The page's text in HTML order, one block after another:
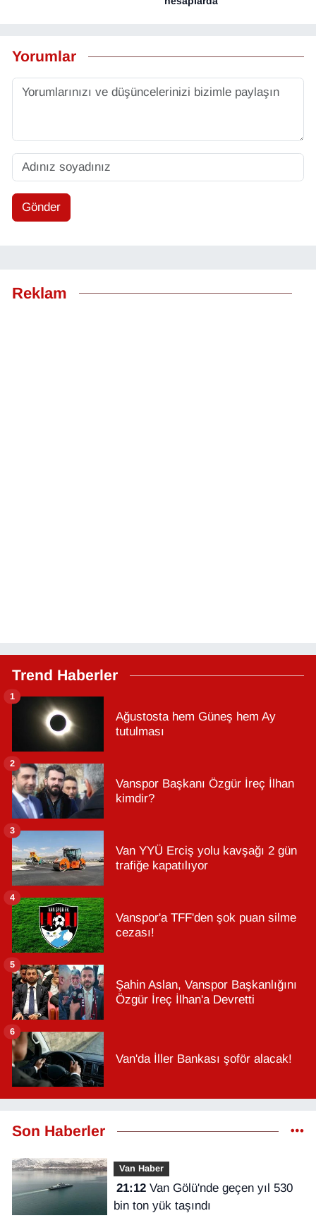
Yorumlar
Gönder
Reklam
Trend Haberler
Ağustosta hem Güneş hem Ay
tutulması
1
Vanspor Başkanı Özgür İreç İlhan
kimdir?
2
Van YYÜ Erciş yolu kavşağı 2 gün
trafiğe kapatılıyor
3
Vanspor'a TFF'den şok puan silme
cezası!
4
Şahin Aslan, Vanspor Başkanlığını
Özgür İreç İlhan'a Devretti
5
Van'da İller Bankası şoför alacak!
6
Son Haberler
Van Haber
21:12Van Gölü'nde geçen yıl 530
bin ton yük taşındı